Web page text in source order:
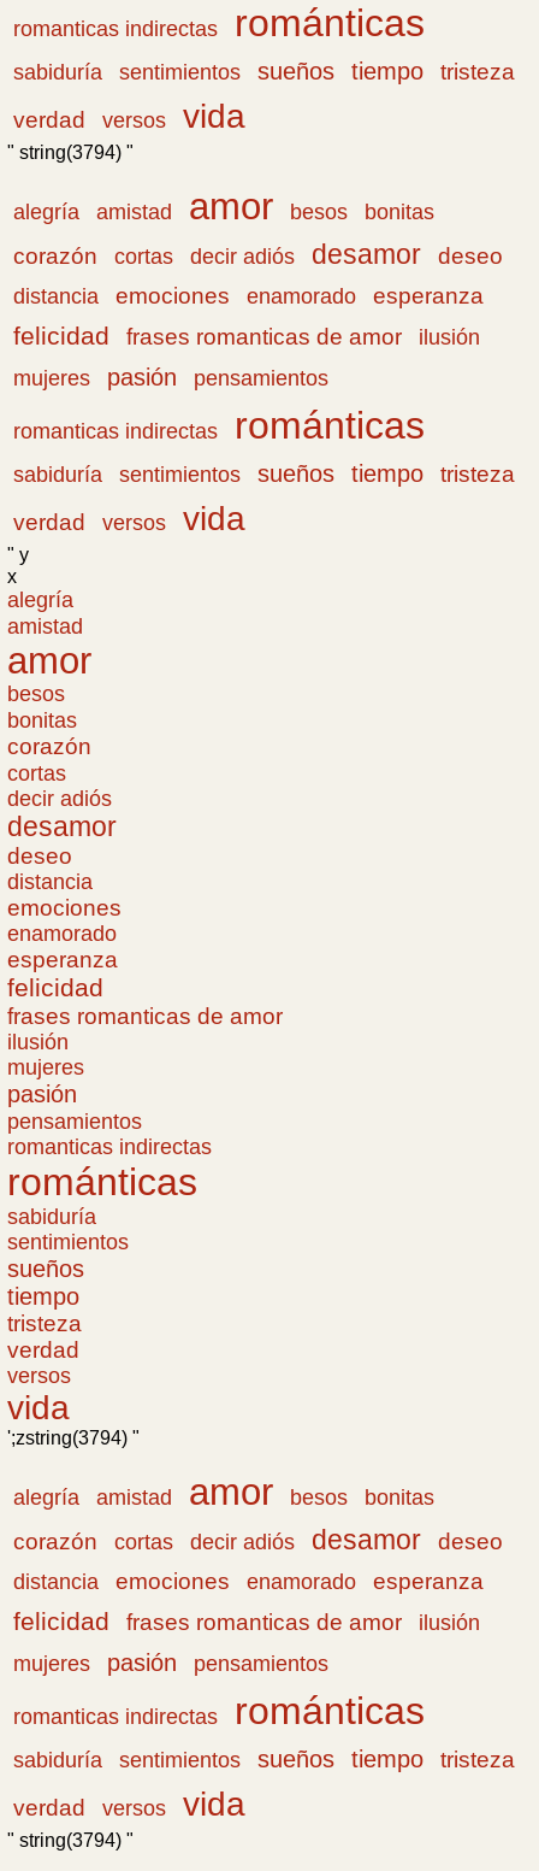
romanticas indirectas románticas
sabiduría sentimientos sueños tiempo
tristeza
verdad
versos vida
" string(3794) "
alegría amistad amor besos
bonitas
corazón
cortas decir adiós desamor deseo
distancia emociones enamorado esperanza
felicidad frases romanticas de amor
ilusión
mujeres
pasión pensamientos
romanticas indirectas románticas
sabiduría sentimientos sueños tiempo
tristeza
verdad
versos vida
" y
x
alegría
amistad
amor
besos
bonitas
corazón
cortas
decir adiós
desamor
deseo
distancia
emociones
enamorado
esperanza
felicidad
frases romanticas de amor
ilusión
mujeres
pasión
pensamientos
romanticas indirectas
románticas
sabiduría
sentimientos
sueños
tiempo
tristeza
verdad
versos
vida
';zstring(3794) "
alegría amistad amor besos
bonitas
corazón
cortas decir adiós desamor deseo
distancia emociones enamorado esperanza
felicidad frases romanticas de amor
ilusión
mujeres
pasión pensamientos
romanticas indirectas románticas
sabiduría sentimientos sueños tiempo
tristeza
verdad
versos vida
" string(3794) "